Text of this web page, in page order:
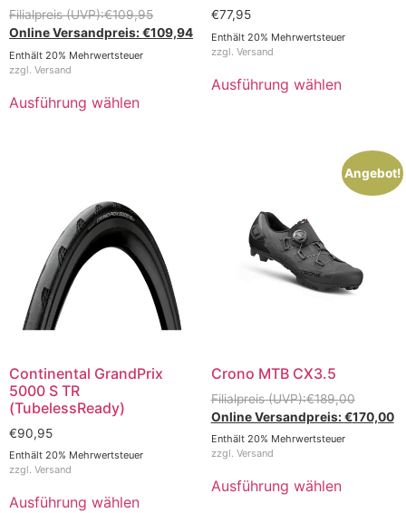
€109,95
€109,94
Enthält 20% Mehrwertsteuer
zzgl. Versand
Ausführung wählen
€77,95
Enthält 20% Mehrwertsteuer
zzgl. Versand
Ausführung wählen
Continental GrandPrix
5000 S TR
(TubelessReady)
€90,95
Enthält 20% Mehrwertsteuer
zzgl. Versand
Ausführung wählen
Angebot!
Crono MTB CX3.5
€189,00
€170,00
Enthält 20% Mehrwertsteuer
zzgl. Versand
Ausführung wählen